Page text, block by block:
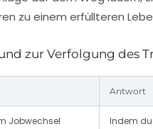
zu einem erfüllteren
zur Verfolgung des
Antwort
Jobwechsel
Indem du